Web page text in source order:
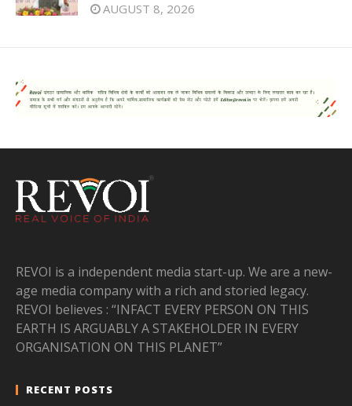
AUGUST 8, 2026
REVOI is a independent media start-up. We are a new-
age media company with a rich and storied legacy.
REVOI believes : “INFACT EVERY PERSON ON THIS
EARTH IS ARGUABLY A STAKEHOLDER IN EVERY
ORGANISATION ON THIS PLANET”
RECENT POSTS